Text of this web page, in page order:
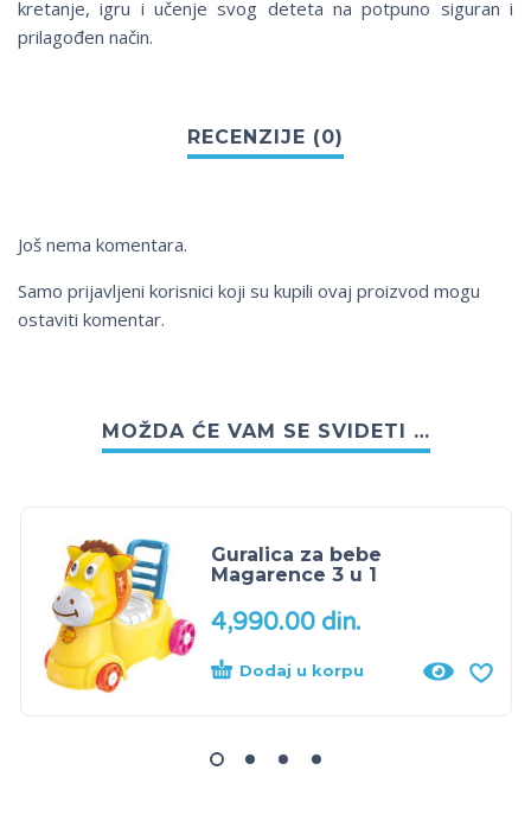
kretanje, igru i učenje svog deteta na potpuno siguran i
prilagođen način.
Još nema komentara.
Samo prijavljeni korisnici koji su kupili ovaj proizvod mogu
ostaviti komentar.
MOŽDA ĆE VAM SE SVIDETI …
Guralica za bebe
Magarence 3 u 1
4,990.00 din.
Dodaj u korpu